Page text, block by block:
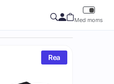
Med moms
Rea